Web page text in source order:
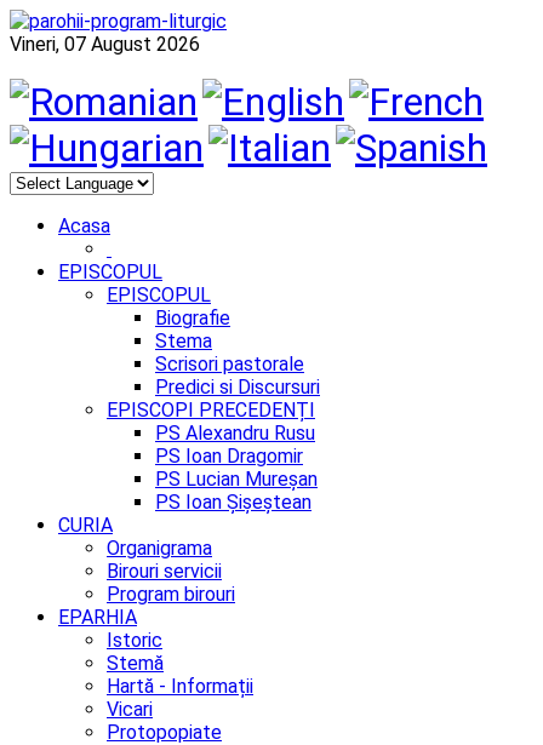
Vineri, 07 August 2026
Acasa
EPISCOPUL
EPISCOPUL
Biografie
Stema
Scrisori pastorale
Predici si Discursuri
EPISCOPI PRECEDENȚI
PS Alexandru Rusu
PS Ioan Dragomir
PS Lucian Mureșan
PS Ioan Șișeștean
CURIA
Organigrama
Birouri servicii
Program birouri
EPARHIA
Istoric
Stemă
Hartă - Informații
Vicari
Protopopiate